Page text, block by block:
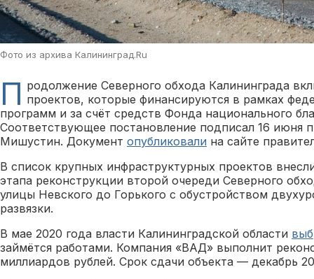
Фото из архива Калининград.Ru
П родолжение Северного обхода Калининграда
проектов, которые финансируются в рамках
программ и за счёт средств Фонда национального
Соответствующее постановление подписал 16 июня
Мишустин. Документ опубликовали на сайте
В список крупных инфраструктурных проектов
этапа реконструкции второй очереди Северного
улицы Невского до Горького с обустройством
развязки.
В мае 2020 года власти Калининградской области
займётся работами. Компания «ВАД» выполнит
миллиардов рублей. Срок сдачи объекта — декабрь